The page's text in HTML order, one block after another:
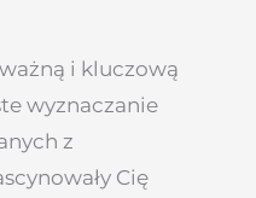
i kluczową
wyznaczanie
z
Cię